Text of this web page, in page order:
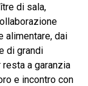
di sala,
alimentare, dai
di grandi
a garanzia
e incontro con